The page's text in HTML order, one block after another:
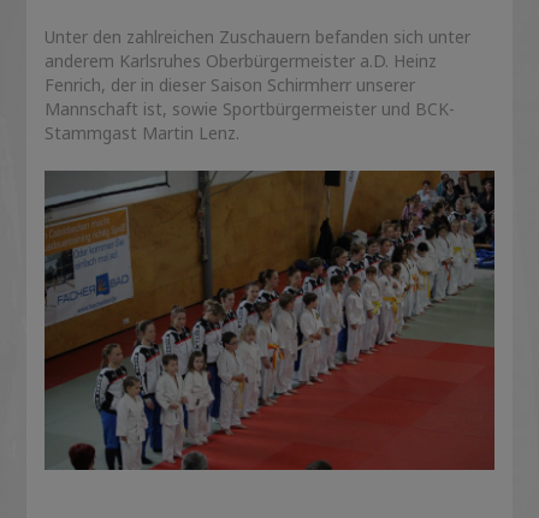
Unter den zahlreichen Zuschauern befanden sich unter
anderem Karlsruhes Oberbürgermeister a.D. Heinz
Fenrich, der in dieser Saison Schirmherr unserer
Mannschaft ist, sowie Sportbürgermeister und BCK-
Stammgast Martin Lenz.